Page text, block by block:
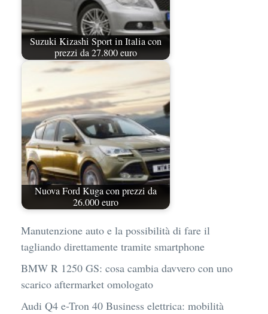
Suzuki Kizashi Sport in Italia con
prezzi da 27.800 euro
Nuova Ford Kuga con prezzi da
26.000 euro
Manutenzione auto e la possibilità di fare il
tagliando direttamente tramite smartphone
BMW R 1250 GS: cosa cambia davvero con uno
scarico aftermarket omologato
Audi Q4 e-Tron 40 Business elettrica: mobilità